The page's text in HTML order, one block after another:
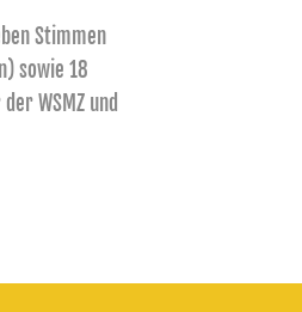
Stimmen
sowie 18
WSMZ und